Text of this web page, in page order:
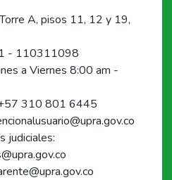
A, pisos 11, 12 y 19,
- 110311098
a Viernes 8:00 am -
310 801 6445
judiciales: